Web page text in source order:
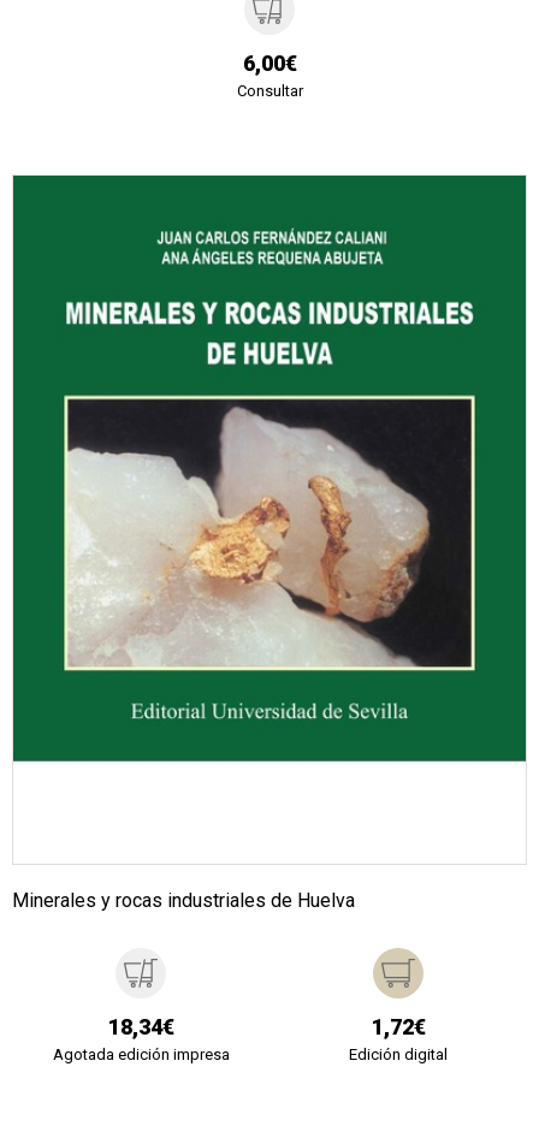
6,00€
Consultar
Minerales y rocas industriales de Huelva
18,34€
Agotada edición impresa
1,72€
Edición digital